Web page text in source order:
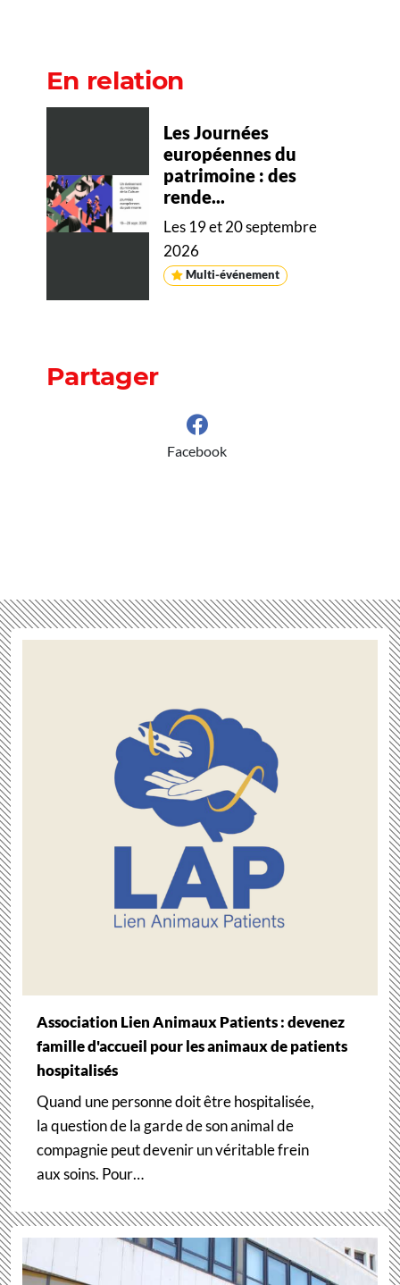
En relation
Les Journées
européennes du
patrimoine : des
rende...
Les 19 et 20 septembre
2026
Multi-événement
Partager
Facebook
Association Lien Animaux Patients : devenez
famille d'accueil pour les animaux de patients
hospitalisés
Quand une personne doit être hospitalisée,
la question de la garde de son animal de
compagnie peut devenir un véritable frein
aux soins. Pour…